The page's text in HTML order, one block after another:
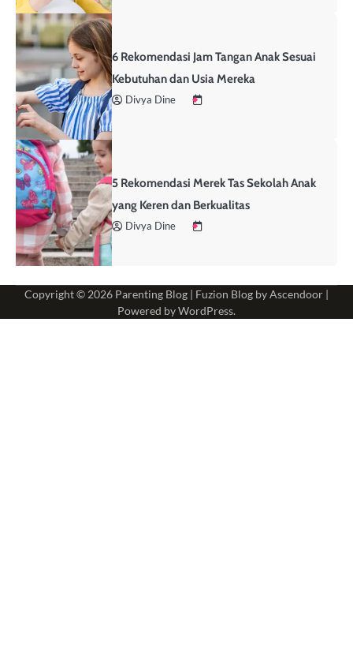
6 Rekomendasi Jam Tangan Anak Sesuai
Kebutuhan dan Usia Mereka
Divya Dine
5 Rekomendasi Merek Tas Sekolah Anak
yang Keren dan Berkualitas
Divya Dine
Copyright © 2026 Parenting Blog | Fuzion Blog byAscendoor |
Powered byWordPress.